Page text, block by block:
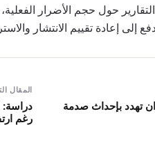
حول حجم الأضرار
إلى إعادة تقييم الانتشار
تهدد بإحداث صدمة
المقال
دراسة:
رغم